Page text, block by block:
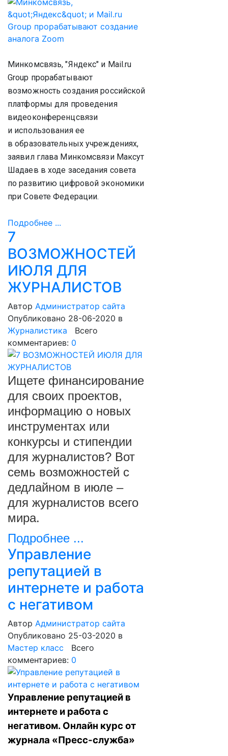
Минкомсвязь, "Яндекс" и Mail.ru
Group прорабатывают
возможность создания российской
платформы для проведения
видеоконференцсвязи
и использования ее
в образовательных учреждениях,
заявил глава Минкомсвязи Максут
Шадаев в ходе заседания совета
по развитию цифровой экономики
при Совете Федерации.
Подробнее ...
7
ВОЗМОЖНОСТЕЙ
ИЮЛЯ ДЛЯ
ЖУРНАЛИСТОВ
Автор Администратор сайта
Опубликовано 28-06-2020 в
Журналистика Всего
комментариев: 0
Ищете финансирование
для своих проектов,
информацию о новых
инструментах или
конкурсы и стипендии
для журналистов? Вот
семь возможностей с
дедлайном в июле –
для журналистов всего
мира.
Подробнее ...
Управление
репутацией в
интернете и работа
с негативом
Автор Администратор сайта
Опубликовано 25-03-2020 в
Мастер класс Всего
комментариев: 0
Управление репутацией в
интернете и работа с
негативом. Онлайн курс от
журнала «Пресс-служба»